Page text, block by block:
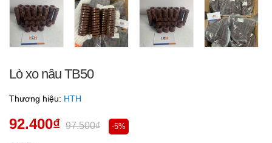
Lò xo nâu TB50
Thương hiệu: HTH
92.400₫ 97.500₫ -5%